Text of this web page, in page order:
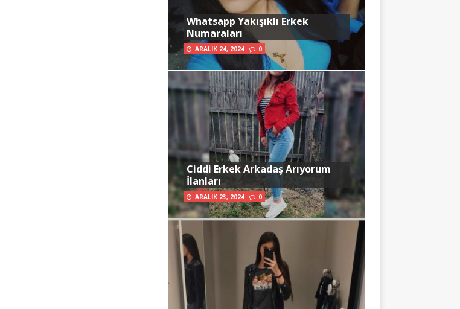
Whatsapp Yakışıklı Erkek
Numaraları
ARALIK 24, 2024 0
Ciddi Erkek Arkadaş Arıyorum
İlanları
ARALIK 23, 2024 0